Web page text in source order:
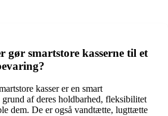
gør smartstore kasserne til et
kasser er en smart
af deres holdbarhed, fleksibilitet
dem. De er også vandtætte, lugttætte